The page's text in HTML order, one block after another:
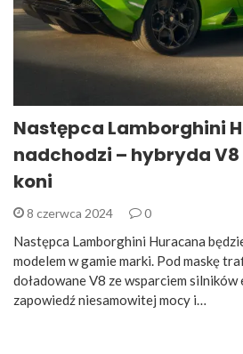
Następca Lamborghini
nadchodzi – hybryda
koni
8 czerwca 2024 0
Następca Lamborghini Huracana
modelem w gamie marki. Pod maskę
doładowane V8 ze wsparciem
zapowiedź niesamowitej mocy i…